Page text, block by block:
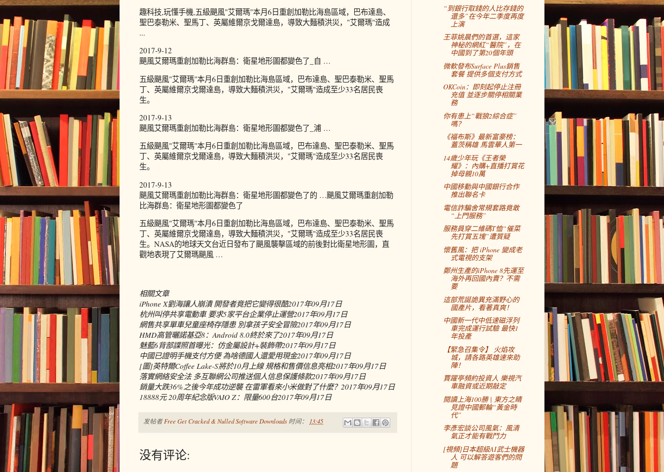
趣科技,玩懂手機,五級颶風"艾爾瑪"本月6日重創加勒比海島區域，巴布達島、
聖巴泰勒米、聖馬丁、英屬維爾京戈爾達島，導致大麵積洪災，"艾爾瑪"造成
...
2017-9-12
颶風艾爾瑪重創加勒比海群島：衛星地形圖都變色了_自 …
五級颶風"艾爾瑪"本月6日重創加勒比海島區域，巴布達島、聖巴泰勒米、聖馬
丁、英屬維爾京戈爾達島，導致大麵積洪災，"艾爾瑪"造成至少33名居民喪
生。
2017-9-13
颶風艾爾瑪重創加勒比海群島：衛星地形圖都變色了_浦 …
五級颶風"艾爾瑪"本月6日重創加勒比海島區域，巴布達島、聖巴泰勒米、聖馬
丁、英屬維爾京戈爾達島，導致大麵積洪災，"艾爾瑪"造成至少33名居民喪
生。
2017-9-13
颶風艾爾瑪重創加勒比海群島：衛星地形圖都變色了的 …颶風艾爾瑪重創加勒
比海群島：衛星地形圖都變色了
五級颶風"艾爾瑪"本月6日重創加勒比海島區域，巴布達島、聖巴泰勒米、聖馬
丁、英屬維爾京戈爾達島，導致大麵積洪災，"艾爾瑪"造成至少33名居民喪
生。NASA的地球天文台近日發布了颶風襲擊區域的前後對比衛星地形圖，直
觀地表現了艾爾瑪颶風 …
相關文章
iPhone X劉海讓人崩潰 開發者竟把它變得很酷2017年09月17日
杭州叫停共享電動車 要求5家平台企業停止運營2017年09月17日
網售共享單車兒童座椅存隱患 別拿孩子安全冒險2017年09月17日
HMD高管曬諾基亞8：Android 8.0終於來了2017年09月17日
魅藍6背部諜照首曝光：仿金屬設計+裝飾帶2017年09月17日
中國已證明手機支付方便 為啥德國人還愛用現金2017年09月17日
[圖]英特爾Coffee Lake-S將於10月上線 規格和售價信息亮相2017年09月17日
落實網絡安全法 多互聯網公司推送個人信息保護條款2017年09月17日
銷量大跌36%之後今年成功逆襲 在雷軍看來小米做對了什麼？ 2017年09月17日
18888元 20周年紀念版VAIO Z：限量600台2017年09月17日
发帖者Free Get Cracked & Nulled Software Downloads 时间： 13:45
没有评论:
“到銀行取錢的人比存錢的
還多”在今年二季度再度
上演
王菲姚晨們的首選，這家
神秘的網紅“醫院”，在
中國到了第20個年頭
微軟發布Surface Plus銷售
套餐 提供多個支付方式
OKCoin：即刻起停止注冊
充值 並逐步關停相關業
務
你有患上“戰狼2綜合症”
嗎？
《福布斯》最新富豪榜：
蓋茨稱雄 馬雲華人第一
14歲少年玩《王者榮
耀》：內購+直播打賞花
掉母親10萬
中國移動與中國銀行合作
推出聯名卡
電信詐騙舍常規套路竟敢
“上門服務”
服務員穿二維碼T恤“催菜
先打賞五塊”遭質疑
懷舊風：把 iPhone 變成老
式電視的支架
鄭州生產的iPhone 8先運至
海外再回國內賣？不需
要
這部荒誕詭異充滿野心的
國產片，看著真爽！
中國新一代中低速磁浮列
車完成運行試驗 最快1
年投產
【緊急召集令】 火焰攻
城，請各路英雄速來助
陣！
賈躍亭頻約投資人 樂視汽
車融資或近期敲定
閱讀上海100勝 | 東方之睛
見證中國郵輪“黃金時
代”
李彥宏談公司風氣：風清
氣正才能有戰鬥力
[視頻]日本超級AI武士機器
人 可以解答遊客們的問
題